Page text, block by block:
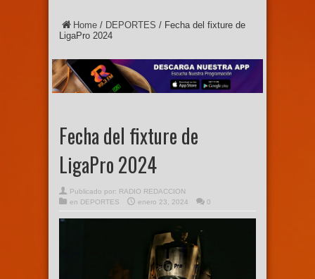
Home / DEPORTES / Fecha del fixture de
LigaPro 2024
Fecha del fixture de
LigaPro 2024
Publicado por: RADIO REDACCION
en DEPORTES enero 23, 2024 0